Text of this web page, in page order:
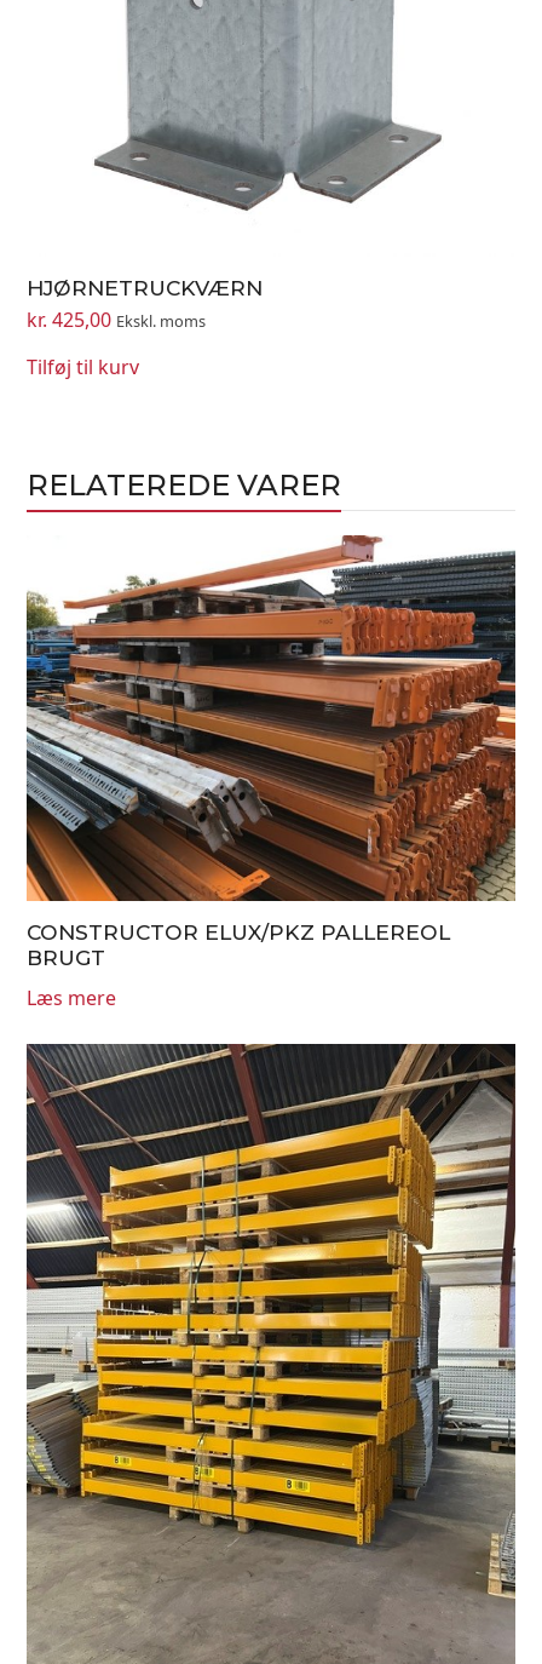
HJØRNETRUCKVÆRN
kr. 425,00 Ekskl. moms
Tilføj til kurv
RELATEREDE VARER
CONSTRUCTOR ELUX/PKZ PALLEREOL
BRUGT
Læs mere